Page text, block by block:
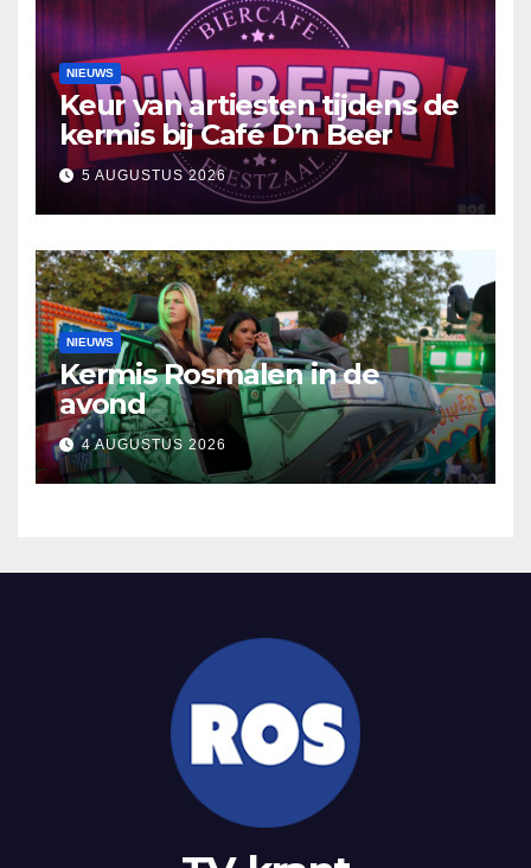
NIEUWS
Keur van artiesten tijdens de
kermis bij Café D’n Beer
5 AUGUSTUS 2026
NIEUWS
Kermis Rosmalen in de
avond
4 AUGUSTUS 2026